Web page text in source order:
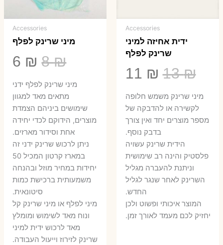
Accessories
ידית אחיזה למיני
שרינק לפלף
13₪
המחיר
המקורי
היה:
13 ₪.
11 ₪
הוא:
​מיני שרינק משמש חלופה
לקשירה או להדבקה של
מספר מוצרים יחד ואין צורך
בדבק נוסף.
הידית שרינק עשויה
פלסטיק והינה רב שימושית
וניתנת להעברה מגליל
השרינק לאחר שנגר לגליל
החדש.
המוצר איכותי ופשוט ולכן
יחזיק לכם מעמד לאורך זמן.
Accessories
מיני שרינק לפלף
8₪
היה:
8 ₪.
6 ₪
6 ₪.
מיני שרינק לפלף ידני
מתאים מאד למגוון
שימושים ביניהם הצמדת
מוצרים, הידוקם לכדי יחידה
אחת וסידור מארזים.
ניתן לרכוש שרינק ידני זה
במארז קרטון המכיל 50
יחידות במחיר מוזל ובהנחה
משמעותית ברכישת כמות
סיטונאית.
מיני לפלף או מיני שרינק קל
ונוח מאד לשימוש ומומלץ
מאד לרכוש ידית למיני
שרינק לזירוז וייעול העבודה.